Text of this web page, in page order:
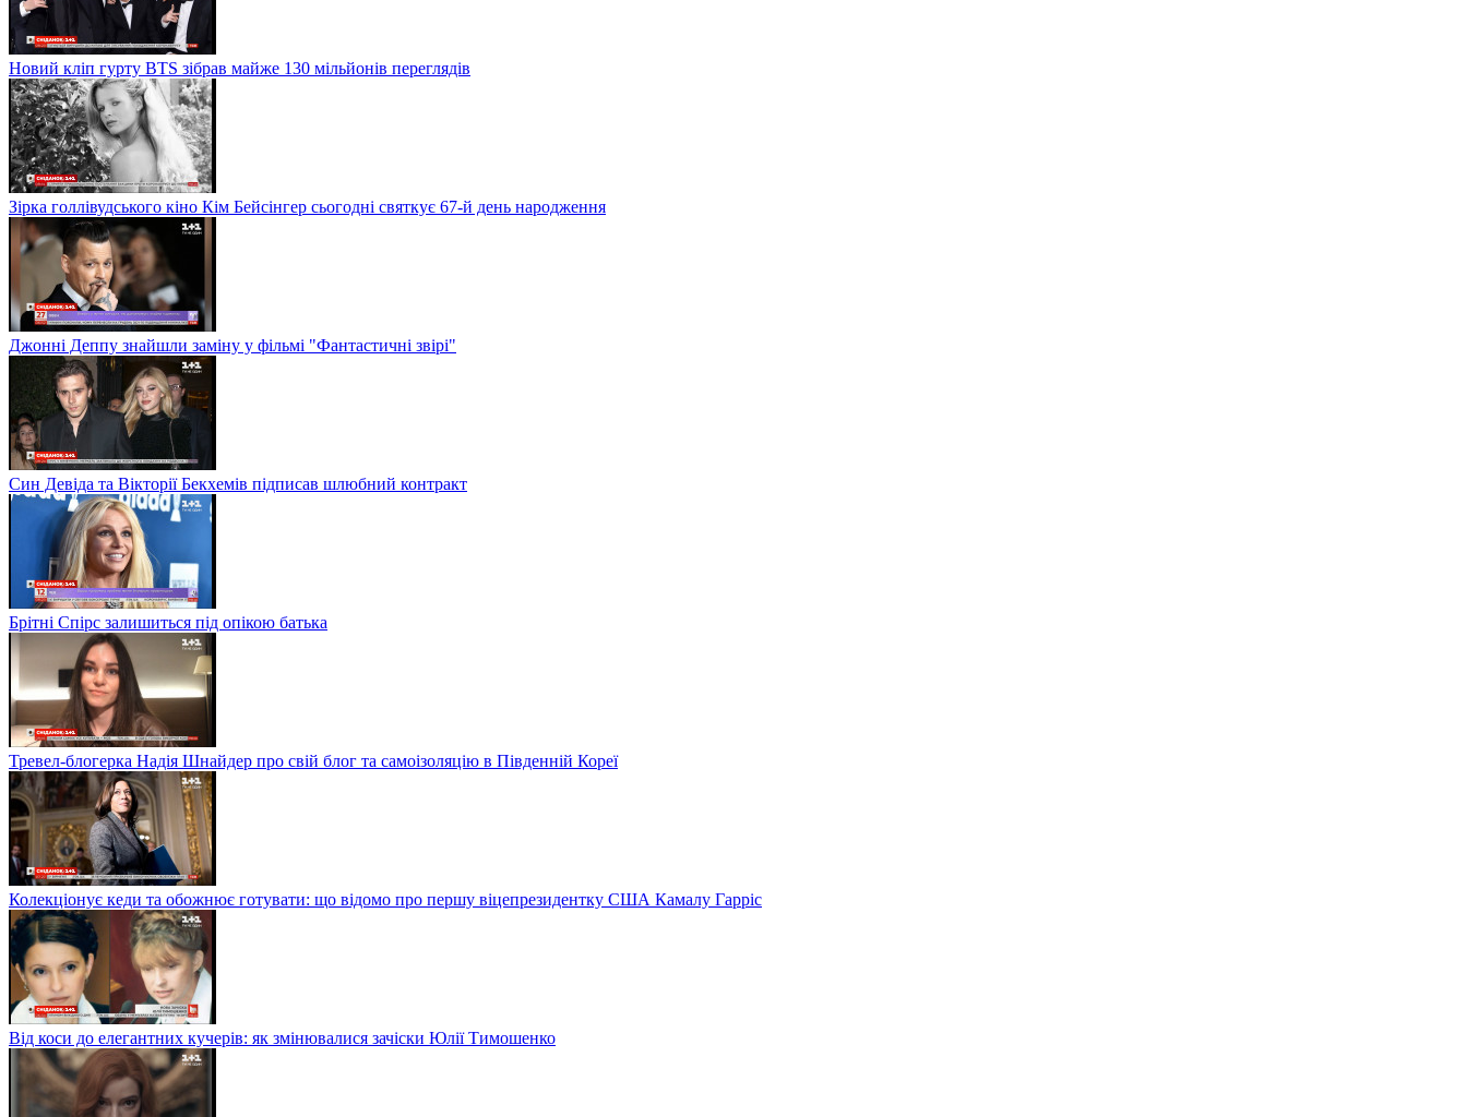
Новий кліп гурту BTS зібрав майже 130 мільйонів переглядів
Зірка голлівудського кіно Кім Бейсінгер сьогодні святкує 67-й день народження
Джонні Деппу знайшли заміну у фільмі "Фантастичні звірі"
Син Девіда та Вікторії Бекхемів підписав шлюбний контракт
Брітні Спірс залишиться під опікою батька
Тревел-блогерка Надія Шнайдер про свій блог та самоізоляцію в Південній Кореї
Колекціонує кеди та обожнює готувати: що відомо про першу віцепрезидентку США Камалу Гарріс
Від коси до елегантних кучерів: як змінювалися зачіски Юлії Тимошенко